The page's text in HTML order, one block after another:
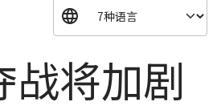
将加剧